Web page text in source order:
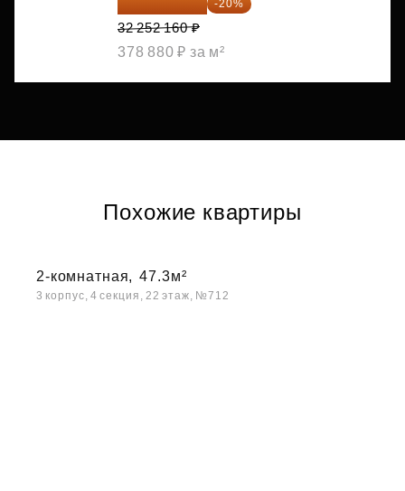
25 801 728 ₽ -20%
32 252 160 ₽
378 880 ₽ за м²
Похожие квартиры
2-комнатная, 47.3м²
3 корпус, 4 секция, 22 этаж, №712